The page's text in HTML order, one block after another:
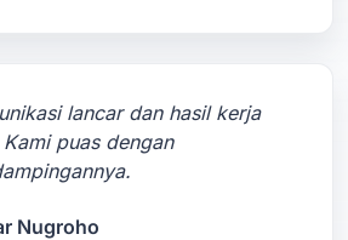
lancar dan hasil kerja
puas dengan
Nugroho